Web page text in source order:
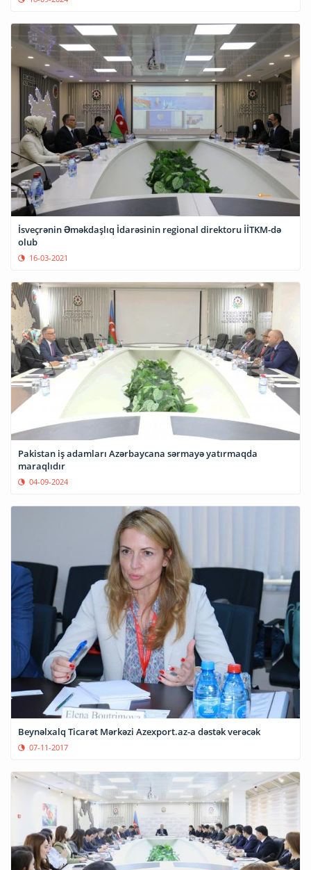
İsveçrənin Əməkdaşlıq İdarəsinin regional direktoru İİTKM-də
olub
16-03-2021
Pakistan iş adamları Azərbaycana sərmayə yatırmaqda
maraqlıdır
04-09-2024
Beynəlxalq Ticarət Mərkəzi Azexport.az-a dəstək verəcək
07-11-2017